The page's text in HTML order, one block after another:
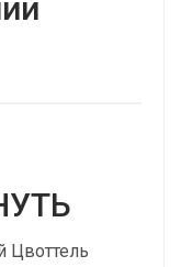
Цвоттель